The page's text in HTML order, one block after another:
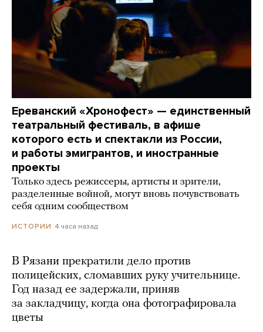
Ереванский «Хронофест» — единственный
театральный фестиваль, в афише
которого есть и спектакли из России,
и работы эмигрантов, и иностранные
проекты
Только здесь режиссеры, артисты и зрители,
разделенные войной, могут вновь почувствовать
себя одним сообществом
ИСТОРИИ 4 часа назад
В Рязани прекратили дело против
полицейских, сломавших руку учительнице.
Год назад ее задержали, приняв
за закладчицу, когда она фотографировала
цветы